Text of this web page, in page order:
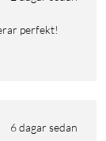
perfekt!
6 dagar sedan